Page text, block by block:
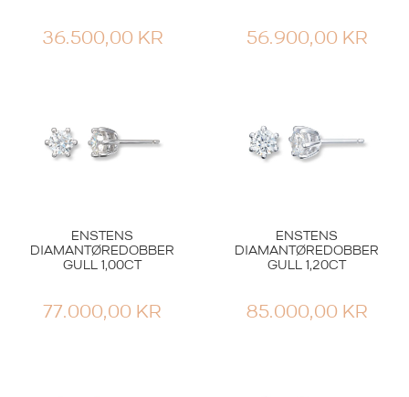
36.500,00 KR 56.900,00 KR
ENSTENS
DIAMANTØREDOBBER
GULL 1,00CT
77.000,00 KR
ENSTENS
DIAMANTØREDOBBER
GULL 1,20CT
85.000,00 KR